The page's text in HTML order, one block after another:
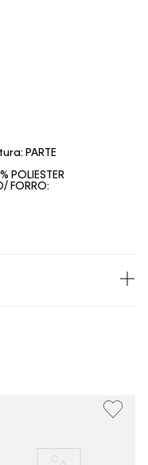
PARTE
POLIESTER
FORRO:
la recepción.
en ropa interior y